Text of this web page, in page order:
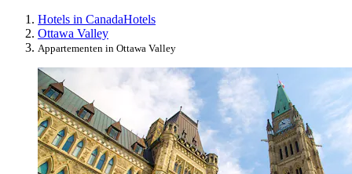
Hotels in CanadaHotels
Ottawa Valley
Appartementen in Ottawa Valley